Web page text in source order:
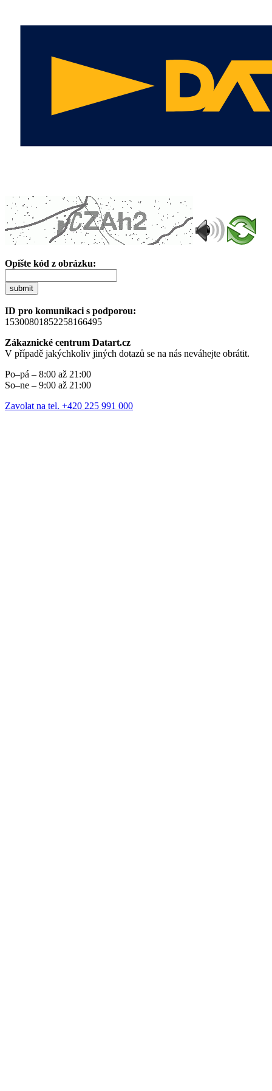
Opište kód z obrázku:
submit
ID pro komunikaci s podporou:
15300801852258166495
Zákaznické centrum Datart.cz
V případě jakýchkoliv jiných dotazů se na nás neváhejte obrátit.
Po–pá – 8:00 až 21:00
So–ne – 9:00 až 21:00
Zavolat na tel. +420 225 991 000